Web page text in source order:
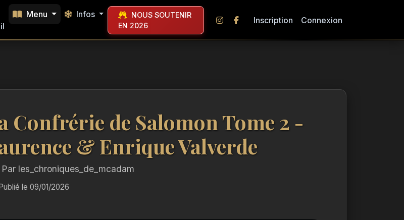
Menu Infos
NOUS SOUTENIR
EN 2026
Inscription Connexion
Confrérie de Salomon Tome 2 -
& Enrique Valverde
Par les_chroniques_de_mcadam
le 09/01/2026